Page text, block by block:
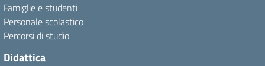
Famiglie e studenti
Personale scolastico
Percorsi di studio
Didattica